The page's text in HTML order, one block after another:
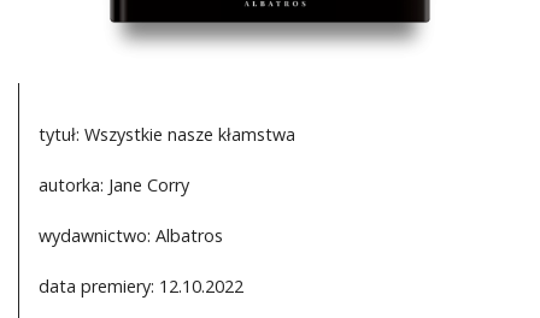
tytuł: Wszystkie nasze kłamstwa
autorka: Jane Corry
wydawnictwo: Albatros
data premiery: 12.10.2022